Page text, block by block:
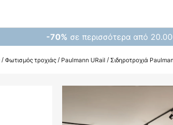
-70% σε περισσότερα από
Φωτισμός τροχιάς Paulmann URail Σιδηροτροχιά